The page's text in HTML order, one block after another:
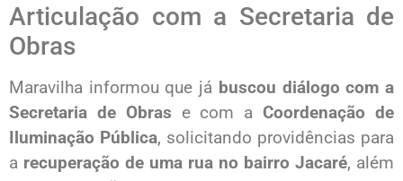
Articulação com a Secretaria de
Obras
Maravilha informou que já buscou diálogo com a
Secretaria de Obras e com aCoordenação de
Iluminação Pública, solicitando providências para
a recuperação de uma rua no bairro Jacaré, além